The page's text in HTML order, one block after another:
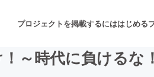
プロジェクトを掲載するにははじめる
～時代に負けるな